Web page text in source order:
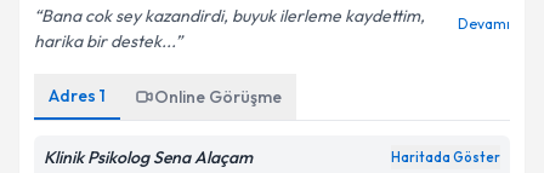
Bana cok sey kazandirdi, buyuk ilerleme kaydettim,
harika bir destek...
Devamı
Adres 1 Online Görüşme
Klinik Psikolog Sena Alaçam Haritada Göster